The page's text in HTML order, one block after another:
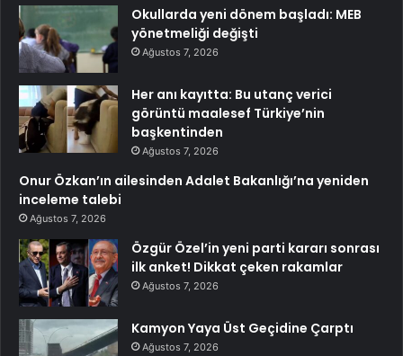
Okullarda yeni dönem başladı: MEB
yönetmeliği değişti
Ağustos 7, 2026
Her anı kayıtta: Bu utanç verici
görüntü maalesef Türkiye’nin
başkentinden
Ağustos 7, 2026
Onur Özkan’ın ailesinden Adalet Bakanlığı’na yeniden
inceleme talebi
Ağustos 7, 2026
Özgür Özel’in yeni parti kararı sonrası
ilk anket! Dikkat çeken rakamlar
Ağustos 7, 2026
Kamyon Yaya Üst Geçidine Çarptı
Ağustos 7, 2026